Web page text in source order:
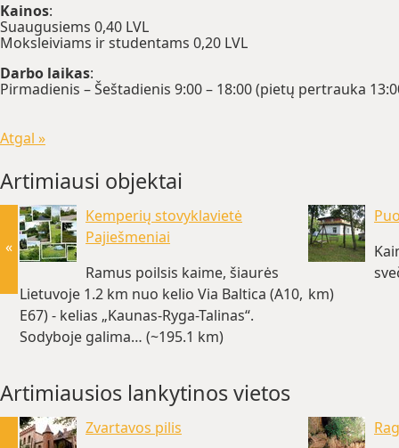
Kainos:
Suaugusiems 0,40 LVL
Moksleiviams ir studentams 0,20 LVL
Darbo laikas:
Pirmadienis – Šeštadienis 9:00 – 18:00 (pietų pertrauka
Atgal »
Artimiausi objektai
Kemperių stovyklavietė
Pajiešmeniai
Ramus poilsis kaime, šiaurės
Lietuvoje 1.2 km nuo kelio Via Baltica (A10,
E67) - kelias „Kaunas-Ryga-Talinas“.
Sodyboje galima… (~195.1 km)
km)
«
Artimiausios lankytinos vietos
Zvartavos pilis